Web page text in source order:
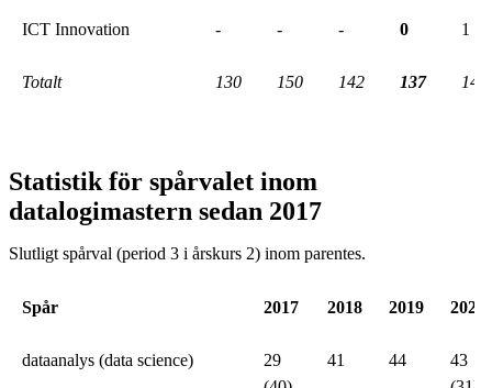
ICT Innovation - - - 0 1
Totalt 130 150 142 137 149
Statistik för spårvalet inom
datalogimastern sedan 2017
Slutligt spårval (period 3 i årskurs 2) inom parentes.
Spår 2017 2018 2019 2020
dataanalys (data science)
29
41 44
43